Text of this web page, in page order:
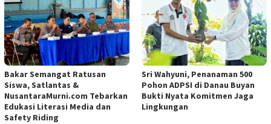
Bakar Semangat Ratusan
Siswa, Satlantas &
NusantaraMurni.com Tebarkan
Edukasi Literasi Media dan
Safety Riding
Sri Wahyuni, Penanaman 500
Pohon ADPSI di Danau Buyan
Bukti Nyata Komitmen Jaga
Lingkungan